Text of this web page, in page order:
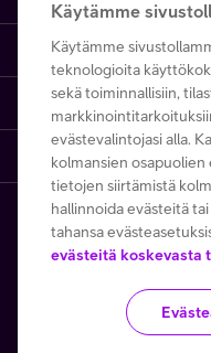
IT-palvelut
Yrittäjän palvelut
Julkishallinnolle
Wholesale
5G yrityksille
Etusivu
Yhteystiedot
Paikalliset yritysmyyjät
Viat ja häiriöt
Asiakkuuden hallinta
Opi ja inspiroidu
Kaikki sisällöt
Artikkelit
Referenssit
Asiakasvinkit
Webinaarit ja
Telia
Telia
Telia Cygate
Telia Finland
Telia yrityksenä
Vastuullisuus
Turvaverkko
Tietosuoja ja -turva
Käytämme
Käytämme
teknologioita
sekä toiminnallisiin,
evästevalintojasi alla.
kolmansien
tietojen siirtämistä
hallinnoida evästeitä
tahansa
evästeitä koskevasta